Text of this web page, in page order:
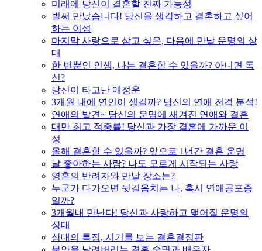
미래에 당신이 결혼할 진짜 가능성
벌써 만났습니다! 당신을 생각하고 결혼하고 싶어
하는 이성
마지막 사랑으로 삼고 싶은, 다음에 만날 운명의 상
대
한 번뿐인 인생, 나는 결혼할 수 있을까? 아니면 독
신?
당신이 타고난 애정운
3개월 내에 연인이 생길까? 당신의 연애 전격 분석!
연애의 발견~ 당신의 운명에 새겨진 연애와 결혼
대만 최고 적중률! 당신과 가장 결혼에 가까운 이
성
올해 결혼할 수 있을까? 앞으로 1년간 결혼 운명
날 좋아하는 사람? 나도 모르게 시작되는 사랑
영혼의 반려자와 만날 장소는?
누군가 다가오면 뒷걸음치는 나, 혹시 연애공포증
일까?
3개월내 만난다! 당신과 사랑하고 맺어질 운명의
상대
상대의 특징, 시기를 보는 결혼결정판